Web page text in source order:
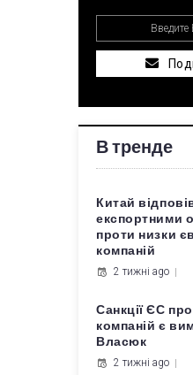
В тренде
Китай
експортними
проти низки
компаній
2 тижні ago
Санкції ЄС
компаній є
Власюк
2 тижні ago